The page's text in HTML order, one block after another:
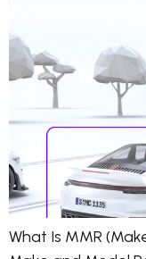
What Is MMR